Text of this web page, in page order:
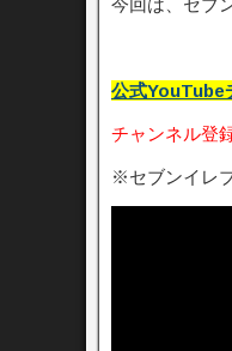
今回は、セブ
公式YouTube
チャンネル登
※セブンイレ